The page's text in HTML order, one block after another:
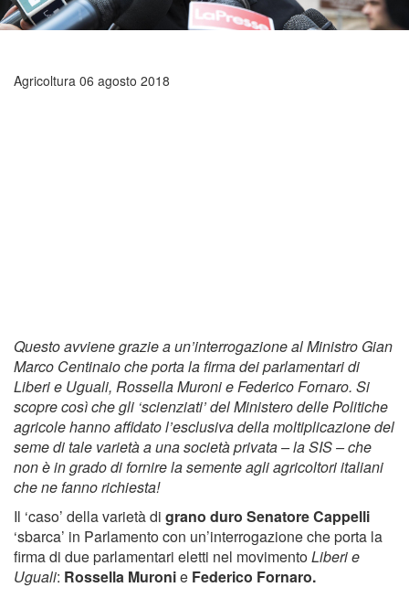
Agricoltura 06 agosto 2018
Questo avviene grazie a un’interrogazione al Ministro Gian
Marco Centinaio che porta la firma dei parlamentari di
Liberi e Uguali, Rossella Muroni e Federico Fornaro. Si
scopre così che gli ‘scienziati’ del Ministero delle Politiche
agricole hanno affidato l’esclusiva della moltiplicazione del
seme di tale varietà a una società privata – la SIS – che
non è in grado di fornire la semente agli agricoltori italiani
che ne fanno richiesta!
Il ‘caso’ della varietà di grano duro Senatore Cappelli
‘sbarca’ in Parlamento con un’interrogazione che porta la
firma di due parlamentari eletti nel movimentoLiberi e
Uguali: Rossella Muronie Federico Fornaro.